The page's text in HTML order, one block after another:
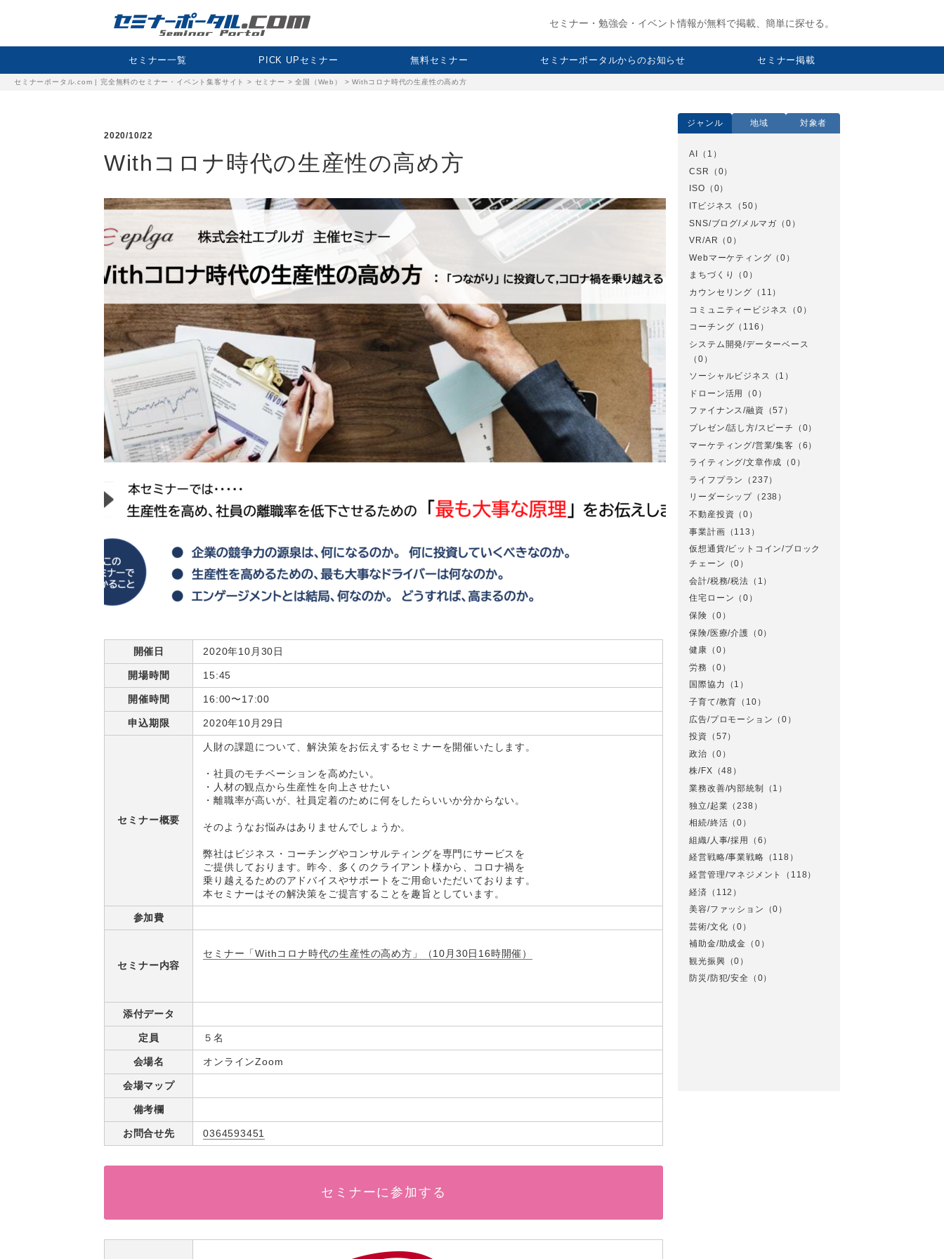
セミナー・勉強会・イベント情報が無料で掲載、簡単に探せる。
セミナー一覧 PICK UPセミナー 無料セミナー セミナーポータルからのお知らせ セミナー掲載
セミナーポータル.com | 完全無料のセミナー・イベント集客サイト > セミナー >全国（Web） >Withコロナ時代の生産性の高め方
2020/10/22
Withコロナ時代の生産性の高め方
開催日 2020年10月30日
開場時間 15:45
開催時間 16:00〜17:00
申込期限 2020年10月29日
セミナー概要
人財の課題について、解決策をお伝えするセミナーを開催いたします。
・社員のモチベーションを高めたい。
・人材の観点から生産性を向上させたい
・離職率が高いが、社員定着のために何をしたらいいか分からない。
そのようなお悩みはありませんでしょうか。
弊社はビジネス・コーチングやコンサルティングを専門にサービスを
ご提供しております。昨今、多くのクライアント様から、コロナ禍を
乗り越えるためのアドバイスやサポートをご用命いただいております。
本セミナーはその解決策をご提言することを趣旨としています。
参加費
セミナー内容
セミナー「Withコロナ時代の生産性の高め方」（10月30日16時開催）
添付データ
定員 ５名
会場名 オンラインZoom
会場マップ
備考欄
お問合せ先 0364593451
セミナーに参加する
ジャンル 地域 対象者
AI
（1）
CSR
（0）
ISO （0）
ITビジネス
（50）
SNS/ブログ/メルマガ （0）
VR/AR （0）
Webマーケティング （0）
まちづくり
（0）
カウンセリング （11）
コミュニティービジネス
（0）
コーチング （116）
システム開発/データーベース
（0）
ソーシャルビジネス
（1）
ドローン活用
（0）
ファイナンス/融資 （57）
プレゼン/話し方/スピーチ
（0）
マーケティング/営業/集客 （6）
ライティング/文章作成 （0）
ライフプラン
（237）
リーダーシップ （238）
不動産投資 （0）
事業計画 （113）
仮想通貨/ビットコイン/ブロック
チェーン
（0）
会計/税務/税法 （1）
住宅ローン （0）
保険 （0）
保険/医療/介護 （0）
健康 （0）
労務
（0）
国際協力
（1）
子育て/教育 （10）
広告/プロモーション （0）
投資 （57）
政治 （0）
株/FX （48）
業務改善/内部統制
（1）
独立/起業 （238）
相続/終活 （0）
組織/人事/採用
（6）
経営戦略/事業戦略 （118）
経営管理/マネジメント
（118）
経済 （112）
美容/ファッション
（0）
芸術/文化 （0）
補助金/助成金 （0）
観光振興 （0）
防災/防犯/安全
（0）